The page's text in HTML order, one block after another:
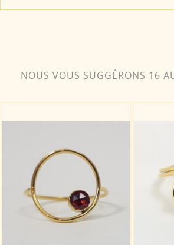
NOUS VOUS SUGGÉRONS 16